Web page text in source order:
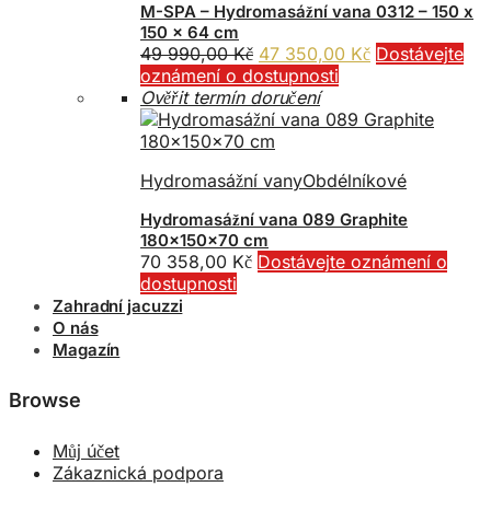
M-SPA – Hydromasážní vana 0312 – 150 x
150 x 64 cm
49 990,00Kč Původní
cena
byla:
49
990,00 Kč.
47 350,00 KčAktuální
47
Dostávejte
oznámení o dostupnosti
Ověřit termín doručení
Hydromasážní vanyObdélníkové
Hydromasážní vana 089 Graphite
180x150x70 cm
70 358,00 Kč Dostávejte oznámení o
dostupnosti
Zahradní jacuzzi
O nás
Magazín
Browse
Můj účet
Zákaznická podpora